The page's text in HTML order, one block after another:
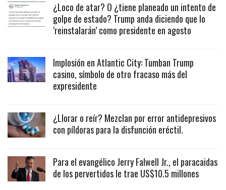
¿Loco de atar? O ¿tiene planeado un intento de
golpe de estado? Trump anda diciendo que lo
‘reinstalarán’ como presidente en agosto
Implosión en Atlantic City: Tumban Trump
casino, símbolo de otro fracaso más del
expresidente
¿Llorar o reír? Mezclan por error antidepresivos
con píldoras para la disfunción eréctil.
Para el evangélico Jerry Falwell Jr., el paracaidas
de los pervertidos le trae US$10.5 millones